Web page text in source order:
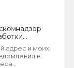
адрес и моих
в